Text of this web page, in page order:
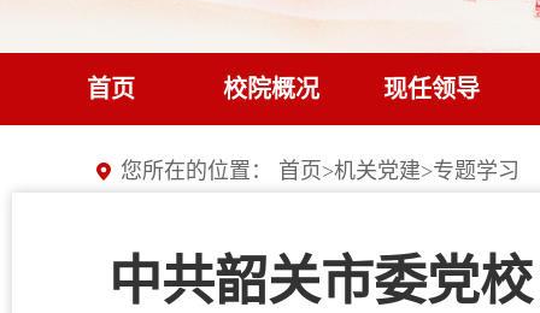
首页 校院概况 现任领导
您所在的位置： 首页>机关党建>专题学习
中共韶关市委党